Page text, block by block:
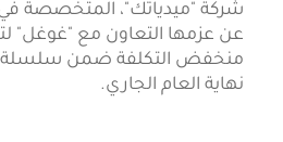
شركة "ميدياتك"، المتخصصة
عن عزمها التعاون مع "غوغل"
منخفض التكلفة ضمن
نهاية العام الجاري.